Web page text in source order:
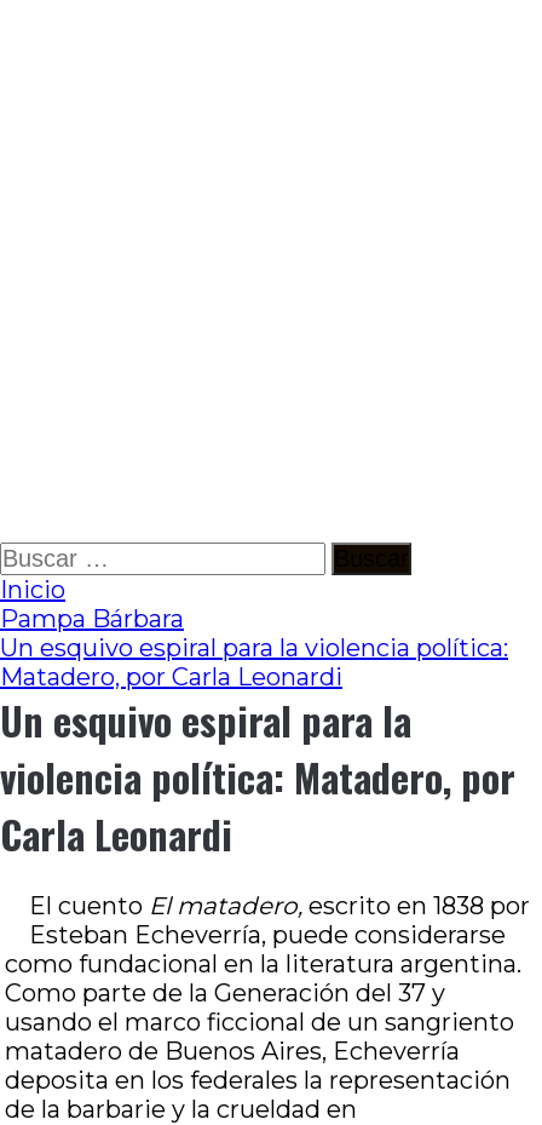
Ir
al
contenido
Buscar:
Inicio
Pampa Bárbara
Un esquivo espiral para la violencia política:
Matadero, por Carla Leonardi
Un esquivo espiral para la
violencia política: Matadero, por
Carla Leonardi
El cuento El matadero, escrito en 1838 por
Esteban Echeverría, puede considerarse
como fundacional en la literatura argentina.
Como parte de la Generación del 37 y
usando el marco ficcional de un sangriento
matadero de Buenos Aires, Echeverría
deposita en los federales la representación
de la barbarie y la crueldad en